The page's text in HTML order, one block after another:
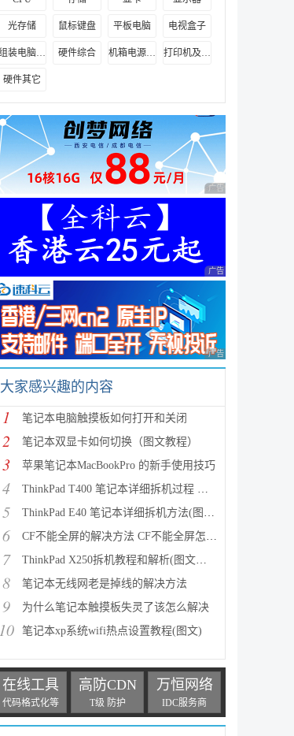
光存储 鼠标键盘 平板电脑 电视盒子
组装电脑教程 硬件综合 机箱电源及散热器 打印机及其它外设
硬件其它
广告 商业广告，理性
广告 商业广告，理性
广告 商业广告，理性
大家感兴趣的内容
1 笔记本电脑触摸板如何打开和关闭
2 笔记本双显卡如何切换（图文教程）
3 苹果笔记本MacBookPro 的新手使用技巧
4 ThinkPad T400 笔记本详细拆机过程 清理风扇(图文教程
5 ThinkPad E40 笔记本详细拆机方法(图文教程)
6 CF不能全屏的解决方法 CF不能全屏怎么办
7 ThinkPad X250拆机教程和解析(图文详解)
8 笔记本无线网老是掉线的解决方法
9 为什么笔记本触摸板失灵了该怎么解决
10 笔记本xp系统wifi热点设置教程(图文)
在线工具
代码格式化等
高防CDN
T级 防护
万恒网络
IDC服务商